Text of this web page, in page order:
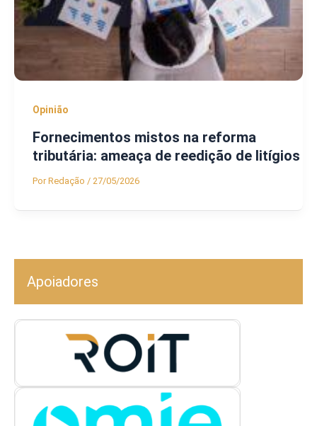
Opinião
Fornecimentos mistos na reforma
tributária: ameaça de reedição de litígios
PorRedação / 27/05/2026
Apoiadores